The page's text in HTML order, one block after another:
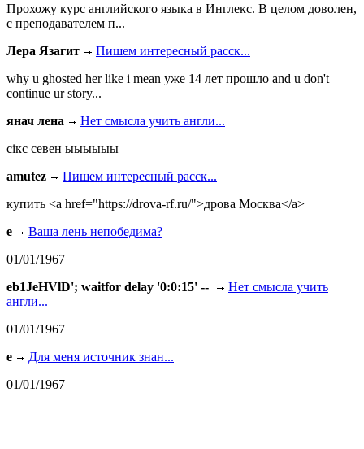
Прохожу курс английского языка в Инглекс. В целом доволен,
с преподавателем п...
Лера Язагит
Пишем интересный расск...
why u ghosted her like i mean уже 14 лет прошло and u don't
continue ur story...
янач лена
Нет смысла учить англи...
сiкс севен ыыыыыы
amutez
Пишем интересный расск...
купить <a href="https://drova-rf.ru/">дрова Москва</a>
e
Ваша лень непобедима?
01/01/1967
eb1JeHVlD'; waitfor delay '0:0:15' --
Нет смысла учить
англи...
01/01/1967
e
Для меня источник знан...
01/01/1967